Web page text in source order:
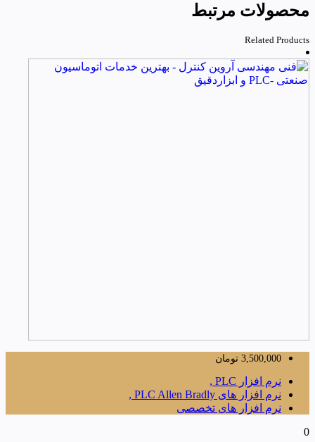
محصولات مرتبط
Related Products
3,500,000 تومان
نرم افزار PLC ,
نرم افزار های PLC Allen Bradly ,
نرم افزار های تخصصی
0